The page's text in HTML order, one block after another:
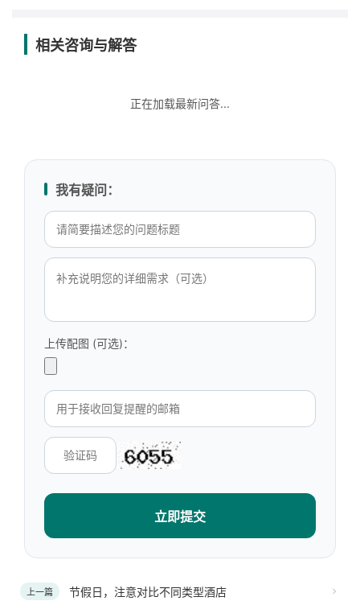
相关咨询与解答
正在加载最新问答...
我有疑问：
上传配图 (可选)：
立即提交
上一篇 节假日，注意对比不同类型酒店